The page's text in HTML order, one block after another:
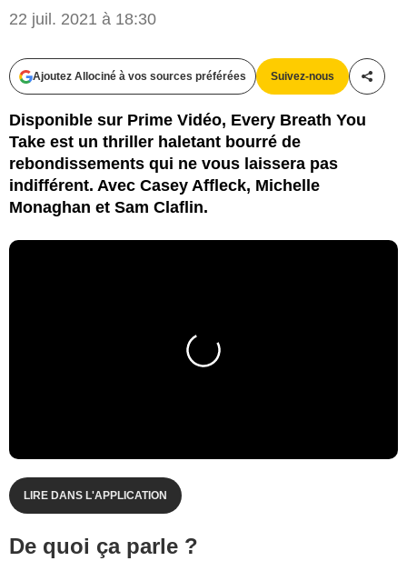
22 juil. 2021 à 18:30
Ajoutez Allociné à vos sources préférées Suivez-nous
Disponible sur Prime Vidéo, Every Breath You
Take est un thriller haletant bourré de
rebondissements qui ne vous laissera pas
indifférent. Avec Casey Affleck, Michelle
Monaghan et Sam Claflin.
LIRE DANS L'APPLICATION
De quoi ça parle ?